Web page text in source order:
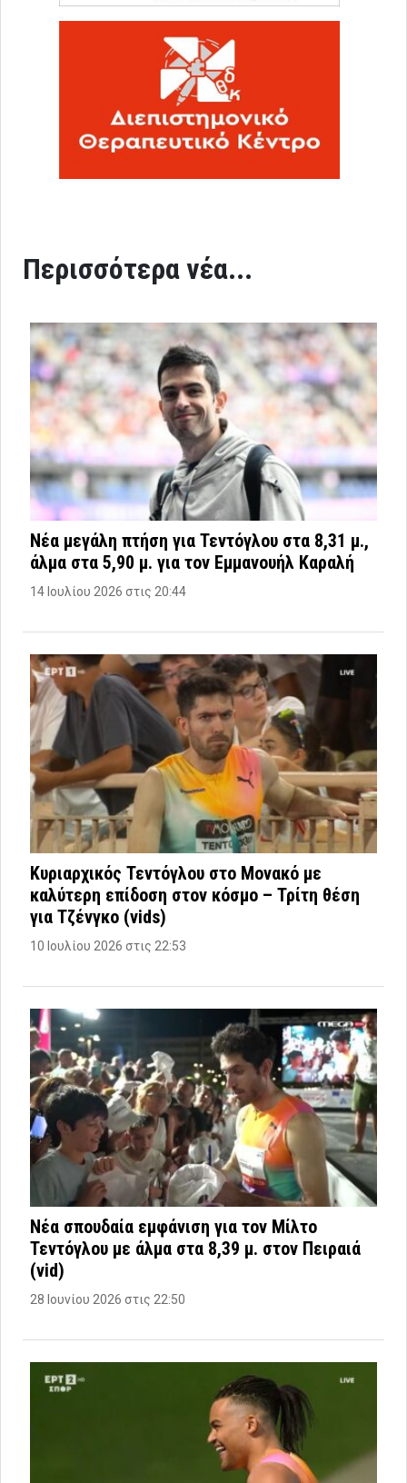
Περισσότερα νέα...
Νέα μεγάλη πτήση για Τεντόγλου στα 8,31 μ.,
άλμα στα 5,90 μ. για τον Εμμανουήλ Καραλή
14 Ιουλίου 2026 στις 20:44
Κυριαρχικός Τεντόγλου στο Μονακό με
καλύτερη επίδοση στον κόσμο – Τρίτη θέση
για Τζένγκο (vids)
10 Ιουλίου 2026 στις 22:53
Νέα σπουδαία εμφάνιση για τον Μίλτο
Τεντόγλου με άλμα στα 8,39 μ. στον Πειραιά
(vid)
28 Ιουνίου 2026 στις 22:50